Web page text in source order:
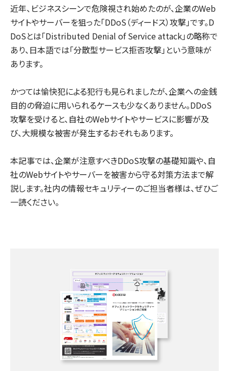
近年、ビジネスシーンで危険視され始めたのが、企業のWeb
サイトやサーバーを狙った「DDoS（ディードス）攻撃」です。D
DoSとは「Distributed Denial of Service attack」の略称で
あり、日本語では「分散型サービス拒否攻撃」という意味が
あります。
かつては愉快犯による犯行も見られましたが、企業への金銭
目的の脅迫に用いられるケースも少なくありません。DDoS
攻撃を受けると、自社のWebサイトやサービスに影響が及
び、大規模な被害が発生するおそれもあります。
本記事では、企業が注意すべきDDoS攻撃の基礎知識や、自
社のWebサイトやサーバーを被害から守る対策方法まで解
説します。社内の情報セキュリティーのご担当者様は、ぜひご
一読ください。